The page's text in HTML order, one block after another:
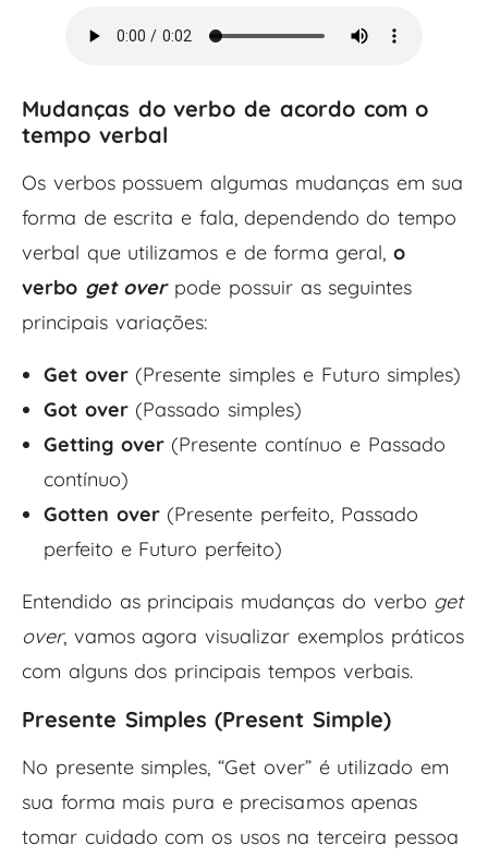
Mudanças do verbo de acordo com o
tempo verbal
Os verbos possuem algumas mudanças em sua
forma de escrita e fala, dependendo do tempo
verbal que utilizamos e de forma geral, o
verbo get overpode possuir as seguintes
principais variações:
Get over(Presente simples e Futuro simples)
Got over(Passado simples)
Getting over(Presente contínuo e Passado
contínuo)
Gotten over(Presente perfeito, Passado
perfeito e Futuro perfeito)
Entendido as principais mudanças do verbo get
over, vamos agora visualizar exemplos práticos
com alguns dos principais tempos verbais.
Presente Simples (Present Simple)
No presente simples, “Get over” é utilizado em
sua forma mais pura e precisamos apenas
tomar cuidado com os usos na terceira pessoa